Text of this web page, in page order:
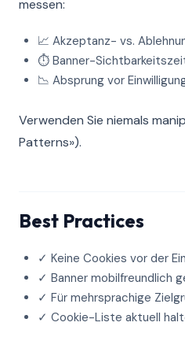
messen:
📈 Akzeptanz- vs.
⏱️ Banner-
📉 Absprung vor
Verwenden Sie niemals
Patterns»).
Best Practices
✓ Keine Cookies vor der
✓ Banner mobilfreundlich
✓ Für mehrsprachige
✓ Cookie-Liste aktuell